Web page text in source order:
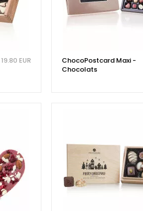
19.80 EUR
ChocoPostcard Maxi -
Chocolats